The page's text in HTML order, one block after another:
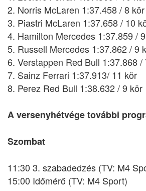
2. Norris McLaren 1:37.458 / 8 kör
3. Piastri McLaren 1:37.658 / 10
4. Hamilton Mercedes 1:37.859 /
5. Russell Mercedes 1:37.862 / 9
6. Verstappen Red Bull 1:37.868 /
7. Sainz Ferrari 1:37.913/ 11 kör
8. Perez Red Bull 1:38.632 / 9 kör
A versenyhétvége további
Szombat
11:30 3. szabadedzés (TV: M4
15:00 Időmérő (TV: M4 Sport)